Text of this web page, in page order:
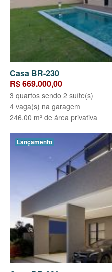
Casa BR-230
R$ 669.000,00
3 quartos sendo 2 suíte(s)
4 vaga(s) na garagem
246.00 m² de área privativa
Lançamento